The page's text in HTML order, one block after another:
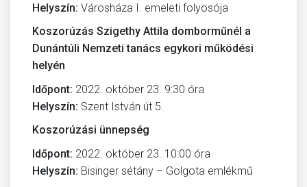
Helyszín: Városháza I. emeleti folyosója
Koszorúzás Szigethy Attila domborműnél a
Dunántúli Nemzeti tanács egykori működési
helyén
Időpont: 2022. október 23. 9:30 óra
Helyszín: Szent István út 5.
Koszorúzási ünnepség
Időpont: 2022. október 23. 10:00 óra
Helyszín: Bisinger sétány – Golgota emlékmű